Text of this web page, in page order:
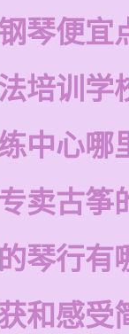
琴便宜
培训学
中心哪
卖古筝
琴行有
和感受